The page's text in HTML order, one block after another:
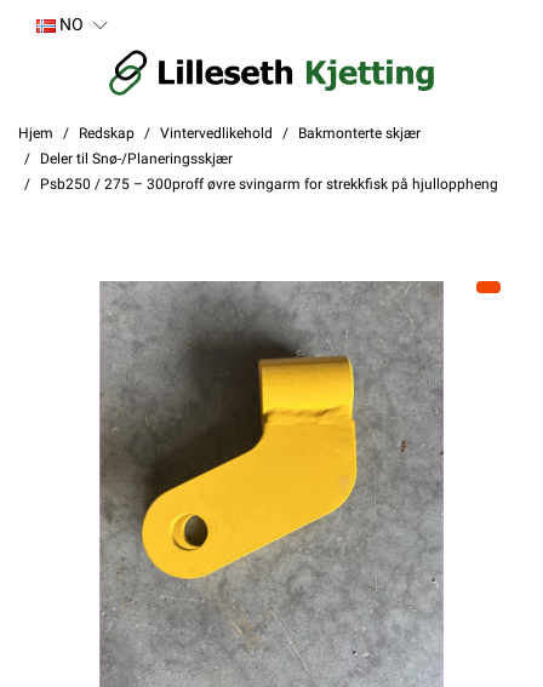
NO
Hjem Redskap Vintervedlikehold
Bakmonterte skjær
Deler til Snø-/Planeringsskjær
Psb250 / 275 – 300proff øvre svingarm for strekkfisk på hjulloppheng